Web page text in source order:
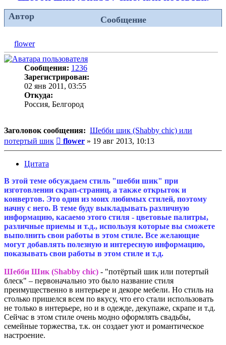
Автор Сообщение
flower
Сообщения: 1236
Зарегистрирован:
02 янв 2011, 03:55
Откуда:
Россия, Белгород
Заголовок сообщения: Шебби шик (Shabby chic) или
потертый шик
Сообщение
flower » 19 авг 2013, 10:13
Цитата
В этой теме обсуждаем стиль "шебби шик" при
изготовлении скрап-страниц, а также открыток и
конвертов. Это один из моих любимых стилей, поэтому
начну с него. В теме буду выкладывать различную
информацию, касаемо этого стиля - цветовые палитры,
различные приемы и т.д., используя которые вы сможете
выполнить свои работы в этом стиле. Все желающие
могут добавлять полезную и интересную информацию,
показывать свои работы в этом стиле и т.д.
Шебби Шик (Shabby chic) - "потёртый шик или потертый
блеск" – первоначально это было название стиля
преимущественно в интерьере и декоре мебели. Но стиль на
столько пришелся всем по вкусу, что его стали использовать
не только в интерьере, но и в одежде, декупаже, скрапе и т.д.
Сейчас в этом стиле очень модно оформлять свадьбы,
семейные торжества, т.к. он создает уют и романтическое
настроение.